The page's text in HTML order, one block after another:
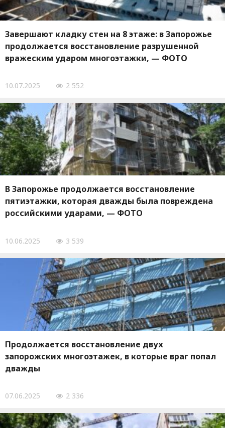
Завершают кладку стен на 8 этаже: в Запорожье
продолжается восстановление разрушенной
вражеским ударом многоэтажки, — ФОТО
10.07.2025 2 552
В Запорожье продолжается восстановление
пятиэтажки, которая дважды была повреждена
российскими ударами, — ФОТО
10.06.2025 3 539
Продолжается восстановление двух
запорожских многоэтажек, в которые враг попал
дважды
07.06.2025 2 336